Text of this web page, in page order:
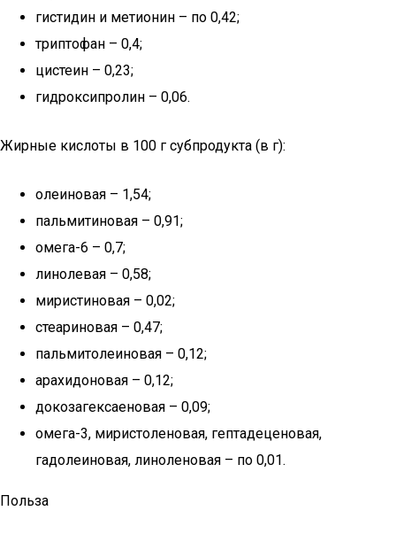
гистидин и метионин – по 0,42;
триптофан – 0,4;
цистеин – 0,23;
гидроксипролин – 0,06.
Жирные кислоты в 100 г субпродукта (в г):
олеиновая – 1,54;
пальмитиновая – 0,91;
омега-6 – 0,7;
линолевая – 0,58;
миристиновая – 0,02;
стеариновая – 0,47;
пальмитолеиновая – 0,12;
арахидоновая – 0,12;
докозагексаеновая – 0,09;
омега-3, миристоленовая, гептадеценовая,
гадолеиновая, линоленовая – по 0,01.
Польза